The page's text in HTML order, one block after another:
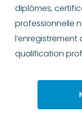
diplômes,
professionnelle
qualification